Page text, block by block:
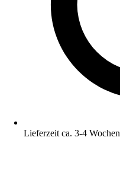
Lieferzeit ca. 3-4 Wochen